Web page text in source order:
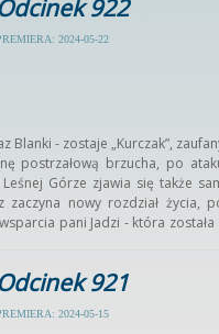
922
2024-05-22
Blanki - zostaje „Kurczak”,
postrzałową brzucha, po
Górze zjawia się także
zaczyna nowy rozdział życia,
pani Jadzi - która została
trafia nagle do szpitala
Martyna zostaje
- zgadza się w końcu na
921
2024-05-15